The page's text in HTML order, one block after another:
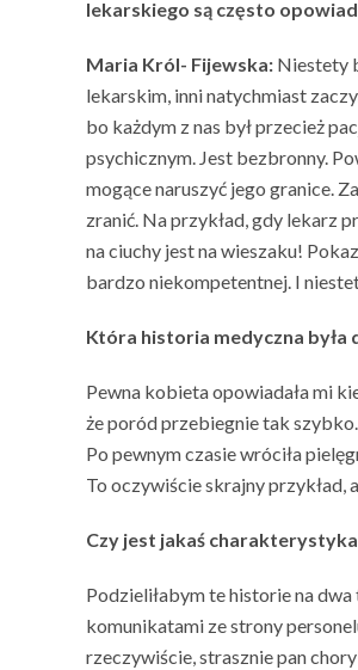
lekarskiego są często
Maria Król- Fijewska: Niestety
lekarskim, inni natychmiast
bo każdym z nas był przecież
psychicznym. Jest bezbronny.
mogące naruszyć jego granice.
zranić. Na przykład, gdy lekarz
na ciuchy jest na wieszaku!
bardzo niekompetentnej. I
Która historia medyczna była
Pewna kobieta opowiadała mi
że poród przebiegnie tak szybko.
Po pewnym czasie wróciła
To oczywiście skrajny przykład,
Czy jest jakaś
Podzieliłabym te historie na
komunikatami ze strony
rzeczywiście, strasznie pan